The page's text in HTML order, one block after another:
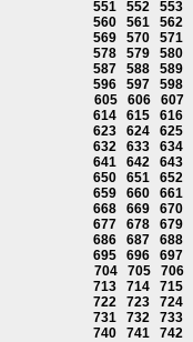
551
552
553
560
561
562
569
570
571
578
579
580
587
588
589
596
597
598
605
606
607
614
615
616
623
624
625
632
633
634
641
642
643
650
651
652
659
660
661
668
669
670
677
678
679
686
687
688
695
696
697
704
705
706
713
714
715
722
723
724
731
732
733
740
741
742